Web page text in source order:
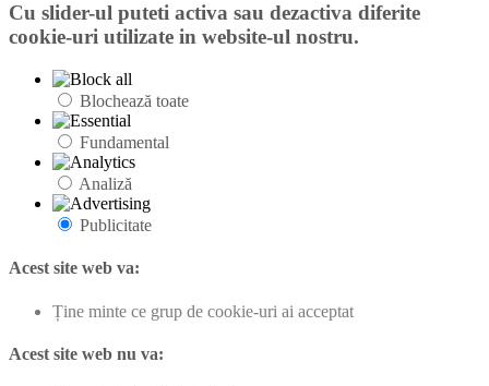
Cu slider-ul puteti activa sau dezactiva diferite
cookie-uri utilizate in website-ul nostru.
Blochează toate
Fundamental
Analiză
Publicitate
Acest site web va:
Ține minte ce grup de cookie-uri ai acceptat
Acest site web nu va: